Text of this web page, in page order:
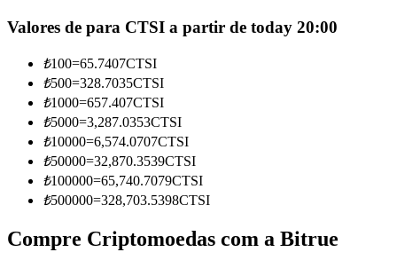
Informação
Análise de big data, incluindo informações comerciais, etc.
Valores de para CTSI a partir de today 20:00
₺100=65.7407CTSI
₺500=328.7035CTSI
₺1000=657.407CTSI
₺5000=3,287.0353CTSI
₺10000=6,574.0707CTSI
₺50000=32,870.3539CTSI
₺100000=65,740.7079CTSI
₺500000=328,703.5398CTSI
Compre Criptomoedas com a Bitrue